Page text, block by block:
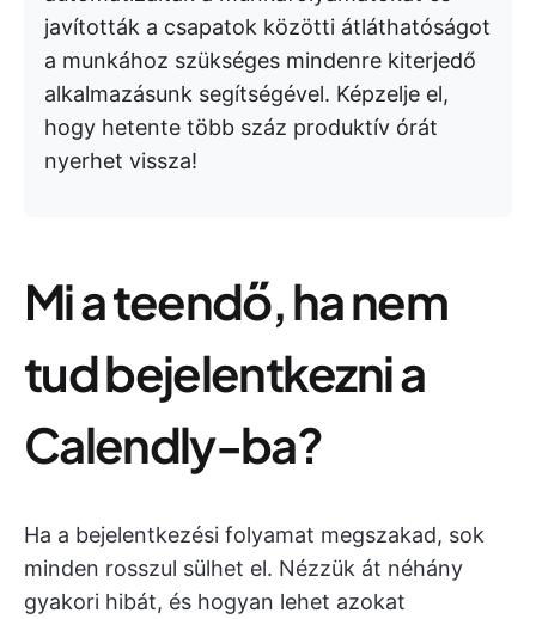
javították a csapatok közötti átláthatóságot
a munkához szükséges mindenre kiterjedő
alkalmazásunk segítségével. Képzelje el,
hogy hetente több száz produktív órát
nyerhet vissza!
Mi a teendő, ha nem
tud bejelentkezni a
Calendly-ba?
Ha a bejelentkezési folyamat megszakad, sok
minden rosszul sülhet el. Nézzük át néhány
gyakori hibát, és hogyan lehet azokat